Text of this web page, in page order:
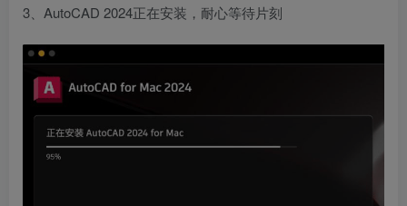
3、AutoCAD 2024正在安装，耐心等待片刻